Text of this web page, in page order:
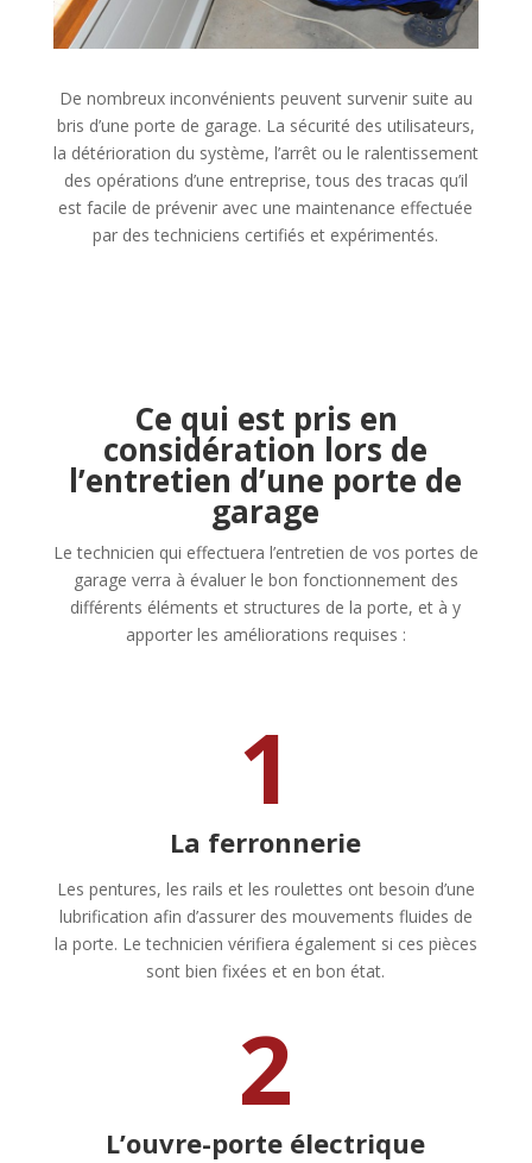
De nombreux inconvénients peuvent survenir suite au
bris d’une porte de garage. La sécurité des utilisateurs,
la détérioration du système, l’arrêt ou le ralentissement
des opérations d’une entreprise, tous des tracas qu’il
est facile de prévenir avec une maintenance effectuée
par des techniciens certifiés et expérimentés.
Ce qui est pris en
considération lors de
l’entretien d’une porte de
garage
Le technicien qui effectuera l’entretien de vos portes de
garage verra à évaluer le bon fonctionnement des
différents éléments et structures de la porte, et à y
apporter les améliorations requises :
1
La ferronnerie
Les pentures, les rails et les roulettes ont besoin d’une
lubrification afin d’assurer des mouvements fluides de
la porte. Le technicien vérifiera également si ces pièces
sont bien fixées et en bon état.
2
L’ouvre-porte électrique